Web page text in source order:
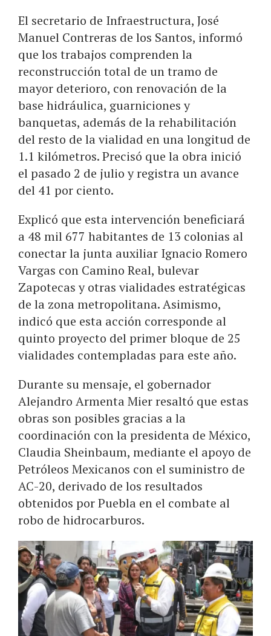
El secretario de Infraestructura, José
Manuel Contreras de los Santos, informó
que los trabajos comprenden la
reconstrucción total de un tramo de
mayor deterioro, con renovación de la
base hidráulica, guarniciones y
banquetas, además de la rehabilitación
del resto de la vialidad en una longitud de
1.1 kilómetros. Precisó que la obra inició
el pasado 2 de julio y registra un avance
del 41 por ciento.
Explicó que esta intervención beneficiará
a 48 mil 677 habitantes de 13 colonias al
conectar la junta auxiliar Ignacio Romero
Vargas con Camino Real, bulevar
Zapotecas y otras vialidades estratégicas
de la zona metropolitana. Asimismo,
indicó que esta acción corresponde al
quinto proyecto del primer bloque de 25
vialidades contempladas para este año.
Durante su mensaje, el gobernador
Alejandro Armenta Mier resaltó que estas
obras son posibles gracias a la
coordinación con la presidenta de México,
Claudia Sheinbaum, mediante el apoyo de
Petróleos Mexicanos con el suministro de
AC-20, derivado de los resultados
obtenidos por Puebla en el combate al
robo de hidrocarburos.